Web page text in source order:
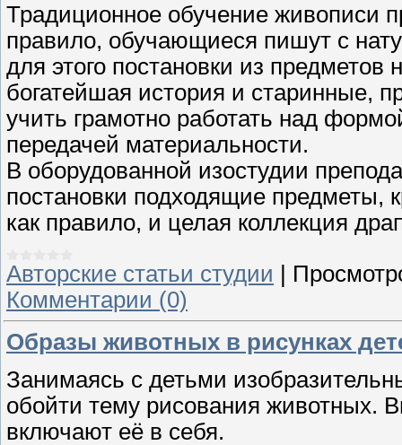
Традиционное обучение живописи
правило, обучающиеся пишут с
для этого постановки из
богатейшая история и старинные,
учить грамотно работать над
передачей материальности.
В оборудованной изостудии
постановки подходящие предметы,
как правило, и целая коллекция
Авторские статьи студии |
Комментарии (0)
Образы животных в рисунках
Занимаясь с детьми
обойти тему рисования животных.
включают её в себя.